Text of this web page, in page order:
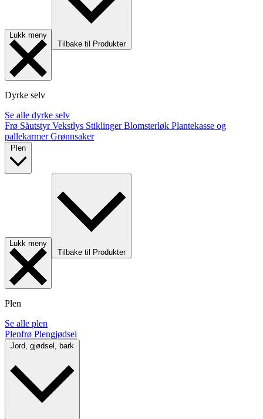
Lukk meny
Tilbake til Produkter
Dyrke selv
Se alle dyrke selv
Frø SåutstyrVekstlys StiklingerBlomsterløk Plantekasse og
pallekarmerGrønnsaker
Lukk meny
Tilbake til Produkter
Plen
Se alle plen
Plenfrø Plengjødsel